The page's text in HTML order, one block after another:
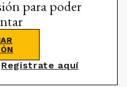
para poder
Registrate aquí